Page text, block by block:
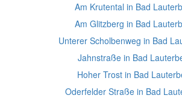
Am Krutental in Bad
Am Glitzberg in Bad
Unterer Scholbenweg in Bad
Jahnstraße in Bad
Hoher Trost in Bad
Oderfelder Straße in Bad